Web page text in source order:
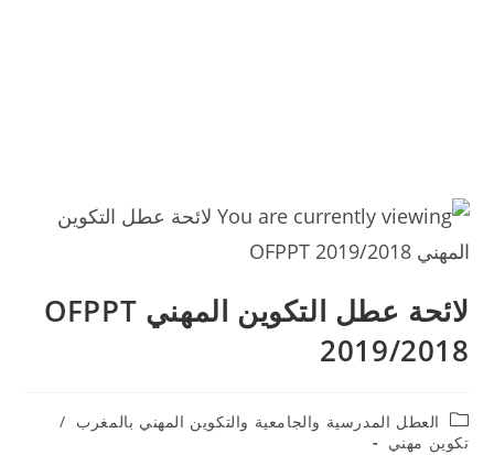
لائحة عطل التكوين المهني OFPPT
2019/2018
Post
category:
العطل المدرسية والجامعية والتكوين المهني بالمغرب /
تكوين مهني